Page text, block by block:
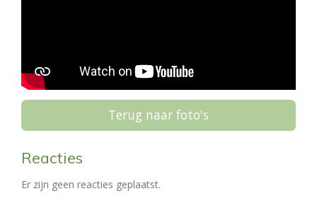
Terug naar foto's
Reacties
Er zijn geen reacties geplaatst.